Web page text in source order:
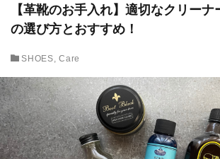
【革靴のお手入れ】適切なクリー
の選び方とおすすめ！
SHOES,Care